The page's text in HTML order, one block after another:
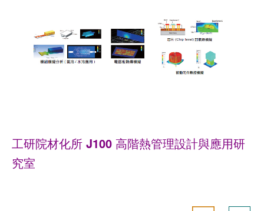
工研院材化所 J100 高階熱管理設計與應用研
究室